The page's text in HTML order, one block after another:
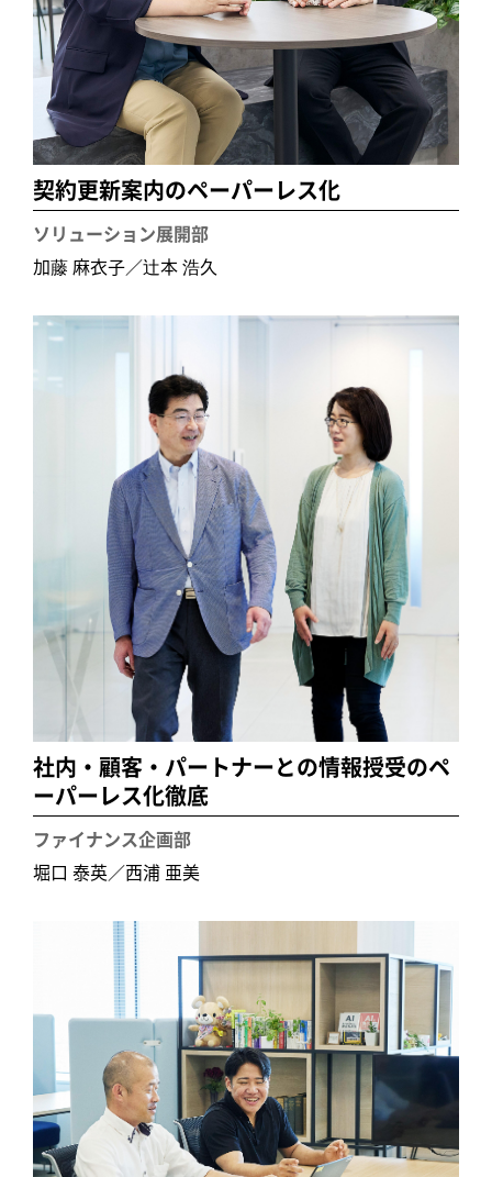
契約更新案内のペーパーレス化
ソリューション展開部
加藤 麻衣子／辻本 浩久
社内・顧客・パートナーとの情報授受のペ
ーパーレス化徹底
ファイナンス企画部
堀口 泰英／西浦 亜美